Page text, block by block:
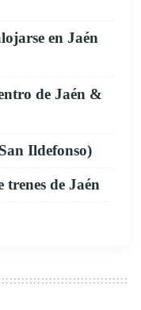
en Jaén
de Jaén &
Ildefonso)
trenes de Jaén